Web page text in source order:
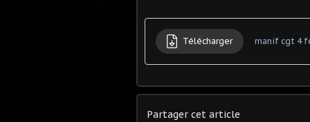
Télécharger manif cgt 4
Partager cet article